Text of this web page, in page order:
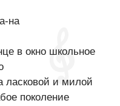
на
в окно школьное
ласковой и милой
поколение